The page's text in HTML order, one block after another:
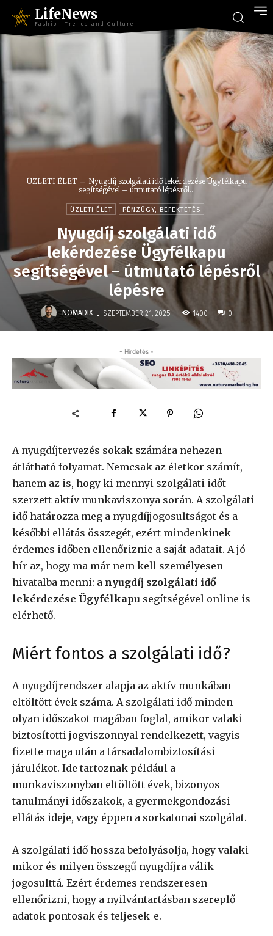
LifeNews
Fashion Trends and Culture
ÜZLETI ÉLET
Nyugdíj szolgálati idő lekérdezése Ügyfélkapu
segítségével – útmutató lépésről...
ÜZLETI ÉLET PÉNZÜGY, BEFEKTETÉS
Nyugdíj szolgálati idő
lekérdezése Ügyfélkapu
segítségével – útmutató lépésről
lépésre
NOMADIX - SZEPTEMBER 21, 2025 1400 0
- Hirdetés -
A nyugdíjtervezés sokak számára nehezen
átlátható folyamat. Nemcsak az életkor számít,
hanem az is, hogy ki mennyi szolgálati időt
szerzett aktív munkaviszonya során. A szolgálati
idő határozza meg a nyugdíjjogosultságot és a
későbbi ellátás összegét, ezért mindenkinek
érdemes időben ellenőriznie a saját adatait. A jó
hír az, hogy ma már nem kell személyesen
hivatalba menni: a nyugdíj szolgálati idő
lekérdezése Ügyfélkapu segítségével online is
elérhető.
Miért fontos a szolgálati idő?
A nyugdíjrendszer alapja az aktív munkában
eltöltött évek száma. A szolgálati idő minden
olyan időszakot magában foglal, amikor valaki
biztosítotti jogviszonnyal rendelkezett, vagyis
fizette maga után a társadalombiztosítási
járulékot. Ide tartoznak például a
munkaviszonyban eltöltött évek, bizonyos
tanulmányi időszakok, a gyermekgondozási
ellátás ideje, vagy éppen a sorkatonai szolgálat.
A szolgálati idő hossza befolyásolja, hogy valaki
mikor és milyen összegű nyugdíjra válik
jogosulttá. Ezért érdemes rendszeresen
ellenőrizni, hogy a nyilvántartásban szereplő
adatok pontosak és teljesek-e.